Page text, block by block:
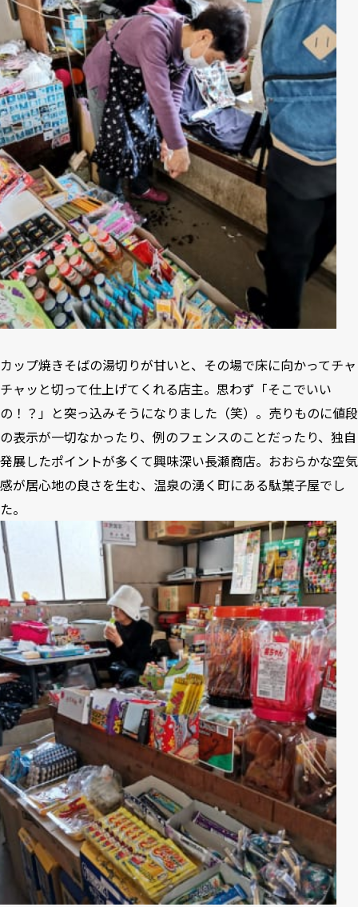
カップ焼きそばの湯切りが甘いと、その場で床に向かってチャ
チャッと切って仕上げてくれる店主。思わず「そこでいい
の！？」と突っ込みそうになりました（笑）。売りものに値段
の表示が一切なかったり、例のフェンスのことだったり、独自
発展したポイントが多くて興味深い長瀬商店。おおらかな空気
感が居心地の良さを生む、温泉の湧く町にある駄菓子屋でし
た。